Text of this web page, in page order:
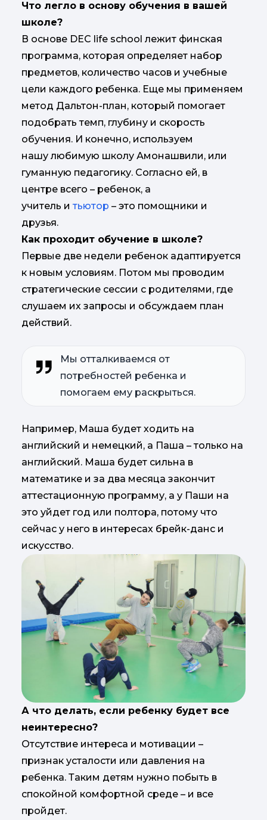
Что легло в основу обучения в вашей
школе?
В основе DEC life school лежит финская
программа, которая определяет набор
предметов, количество часов и учебные
цели каждого ребенка. Еще мы применяем
метод Дальтон-план, который помогает
подобрать темп, глубину и скорость
обучения. И конечно, используем
нашу любимую школу Амонашвили, или
гуманную педагогику. Согласно ей, в
центре всего – ребенок, а
учитель и тьютор – это помощники и
друзья.
Как проходит обучение в школе?
Первые две недели ребенок адаптируется
к новым условиям. Потом мы проводим
стратегические сессии с родителями, где
слушаем их запросы и обсуждаем план
действий.
Мы отталкиваемся от
потребностей ребенка и
помогаем ему раскрыться.
Например, Маша будет ходить на
английский и немецкий, а Паша – только на
английский. Маша будет сильна в
математике и за два месяца закончит
аттестационную программу, а у Паши на
это уйдет год или полтора, потому что
сейчас у него в интересах брейк-данс и
искусство.
А что делать, если ребенку будет все
неинтересно?
Отсутствие интереса и мотивации –
признак усталости или давления на
ребенка. Таким детям нужно побыть в
спокойной комфортной среде – и все
пройдет.